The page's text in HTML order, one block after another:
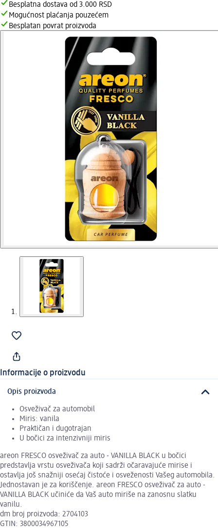
Besplatna dostava od 3.000 RSD
Mogućnost plaćanja pouzećem
Besplatan povrat proizvoda
Informacije o proizvodu
Opis proizvoda
Osveživač za automobil
Miris: vanila
Praktičan i dugotrajan
U bočici za intenzivniji miris
areon FRESCO osveživač za auto - VANILLA BLACK u bočici
predstavlja vrstu osveživača koji sadrži očaravajuće mirise i
ostavlja još snažniji osećaj čistoće i osveženosti Vašeg automobila.
Jednostavan je za koriščenje. areon FRESCO osveživač za auto -
VANILLA BLACK učiniće da Vaš auto miriše na zanosnu slatku
vanilu.
dm broj proizvoda: 2704103
GTIN: 3800034967105